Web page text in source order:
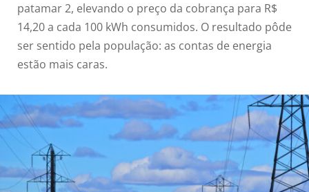
patamar 2, elevando o preço da cobrança para R$
14,20 a cada 100 kWh consumidos. O resultado pôde
ser sentido pela população: as contas de energia
estão mais caras.